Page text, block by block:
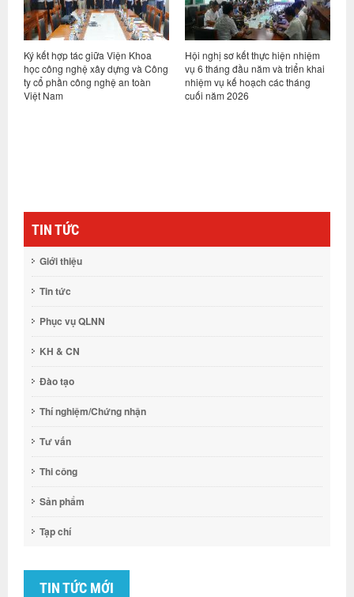
Ký kết hợp tác giữa Viện Khoa
học công nghệ xây dựng và Công
ty cổ phần công nghệ an toàn
Việt Nam
Hội nghị sơ kết thực hiện nhiệm
vụ 6 tháng đầu năm và triển khai
nhiệm vụ kế hoạch các tháng
cuối năm 2026
TIN TỨC
Giới thiệu
Tin tức
Phục vụ QLNN
KH & CN
Đào tạo
Thí nghiệm/Chứng nhận
Tư vấn
Thi công
Sản phẩm
Tạp chí
TIN TỨC MỚI